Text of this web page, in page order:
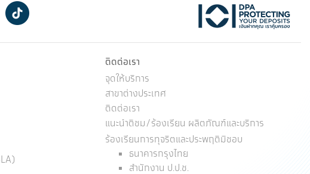
Tiktok
ติดต่อเรา
จุดให้บริการ
สาขาต่างประเทศ
ติดต่อเรา
แนะนำติชม/ร้องเรียน ผลิตภัณฑ์และบริการ
ร้องเรียนการทุจริตและประพฤติมิชอบ
ธนาคารกรุงไทย
สำนักงาน ป.ป.ช.